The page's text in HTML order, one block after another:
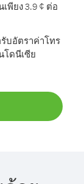
พียง 3.9 ¢ ต่อ
บอัตราค่าโทร
โดนีเซีย